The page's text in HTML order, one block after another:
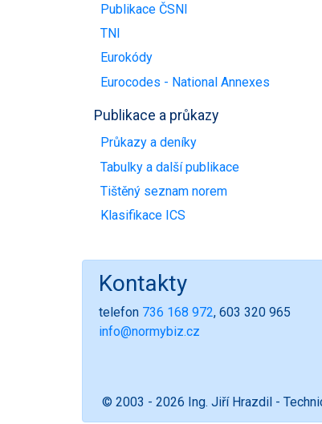
Publikace ČSNI
TNI
Eurokódy
Eurocodes - National Annexes
Publikace a průkazy
Průkazy a deníky
Tabulky a další publikace
Tištěný seznam norem
Klasifikace ICS
Kontakty
telefon 736 168 972, 603 320 965
info@normybiz.cz
© 2003 - 2026 Ing. Jiří Hrazdil -